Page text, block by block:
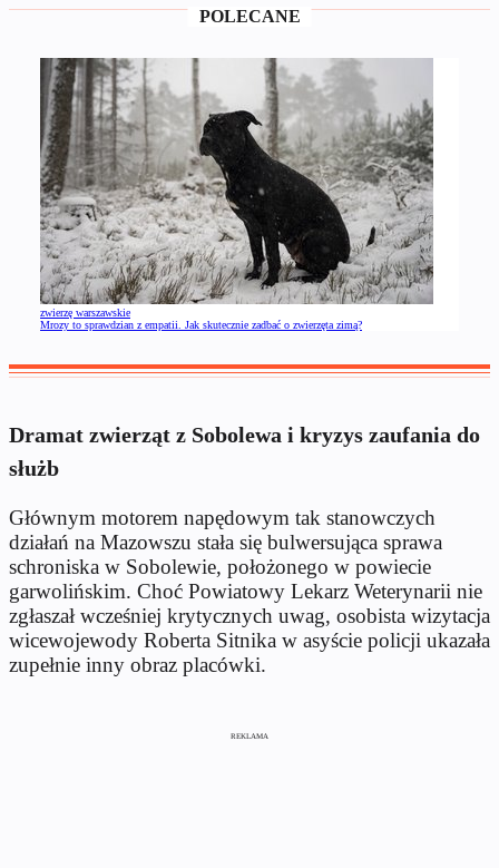
POLECANE
zwierzę warszawskie
Mrozy to sprawdzian z empatii. Jak skutecznie zadbać o zwierzęta zimą?
Dramat zwierząt z Sobolewa i kryzys zaufania do
służb
Głównym motorem napędowym tak stanowczych
działań na Mazowszu stała się bulwersująca sprawa
schroniska w Sobolewie, położonego w powiecie
garwolińskim. Choć Powiatowy Lekarz Weterynarii nie
zgłaszał wcześniej krytycznych uwag, osobista wizytacja
wicewojewody Roberta Sitnika w asyście policji ukazała
zupełnie inny obraz placówki.
REKLAMA